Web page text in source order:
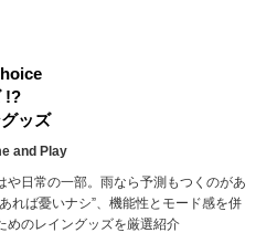
!?
ッズ
and Play
や日常の一部。雨なら予測もつくのがあ
れば憂いナシ”、機能性とモード感を併
めのレイングッズを厳選紹介